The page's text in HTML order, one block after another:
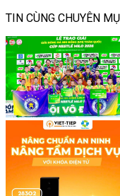
TIN CÙNG CHUYÊN